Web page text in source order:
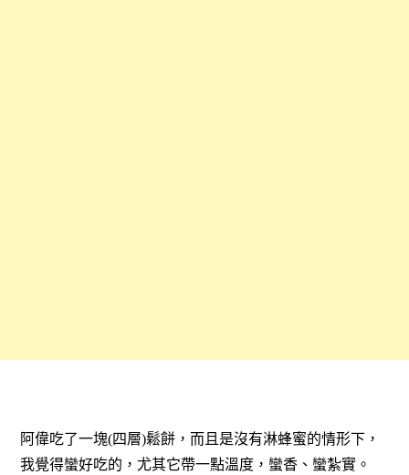
阿偉吃了一塊(四層)鬆餅，而且是沒有淋蜂蜜的情形下，
我覺得蠻好吃的，尤其它帶一點溫度，蠻香、蠻紮實。